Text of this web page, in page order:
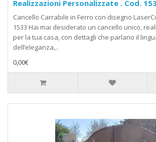
Realizzazioni Personalizzate . Cod.
Cancello Carrabile in Ferro con disegno
1533 Hai mai desiderato un cancello unico,
per la tua casa, con dettagli che parlano il
dell’eleganza,..
0,00€